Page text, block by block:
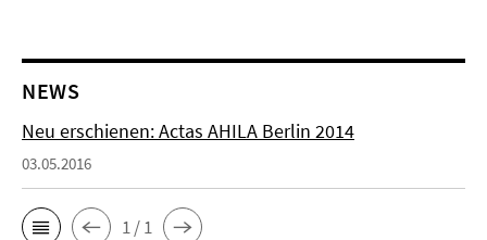
NEWS
Neu erschienen: Actas AHILA Berlin 2014
03.05.2016
1 / 1